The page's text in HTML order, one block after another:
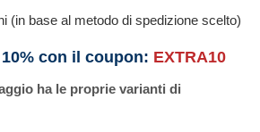
(in base al metodo di spedizione scelto)
con il coupon: EXTRA10
ha le proprie varianti di